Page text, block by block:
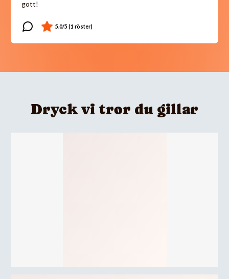
gott!
Dryck vi tror du gillar